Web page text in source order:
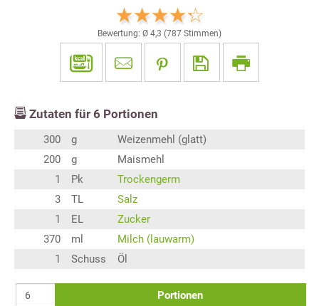
Bewertung: Ø 4,3 (787 Stimmen)
Zutaten für 6 Portionen
300 g
Weizenmehl (glatt)
200
g
Maismehl
1
Pk
Trockengerm
3
TL
Salz
1
EL
Zucker
370
ml
Milch (lauwarm)
1
Schuss Öl
Portionen